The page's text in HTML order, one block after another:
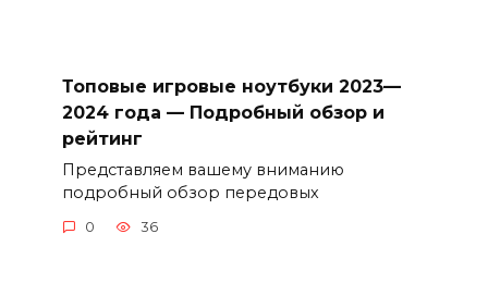
Топовые игровые ноутбуки 2023—
2024 года — Подробный обзор и
рейтинг
Представляем вашему вниманию
подробный обзор передовых
0 36